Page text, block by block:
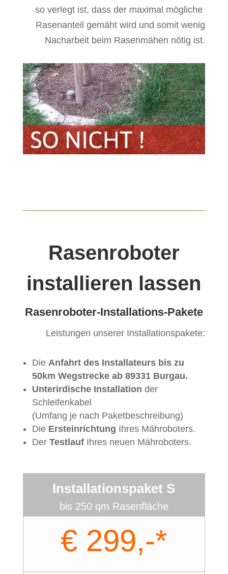
so verlegt ist, dass der maximal mögliche
Rasenanteil gemäht wird und somit wenig
Nacharbeit beim Rasenmähen nötig ist.
Rasenroboter
installieren lassen
Rasenroboter-Installations-Pakete
Leistungen unserer Installationspakete:
Die Anfahrt des Installateurs bis zu
50km Wegstrecke ab 89331 Burgau.
Unterirdische Installation der
Schleifenkabel
(Umfang je nach Paketbeschreibung)
Die Ersteinrichtung Ihres Mähroboters.
Der TestlaufIhres neuen Mähroboters.
Installationspaket S
bis 250 qm Rasenfläche
€ 299,-*